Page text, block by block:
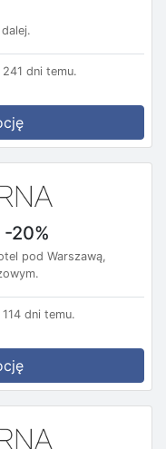
241 dni temu.
20%
pod Warszawą,
dni temu.